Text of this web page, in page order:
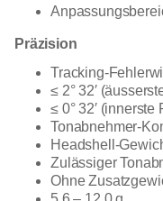
Präzision
Tracking-
≤ 2° 32′
≤ 0° 32′
Tonabnehmer-
Headshell-
Zulässiger
Ohne